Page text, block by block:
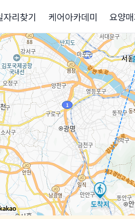
자리찾기 케어아카데미 요양